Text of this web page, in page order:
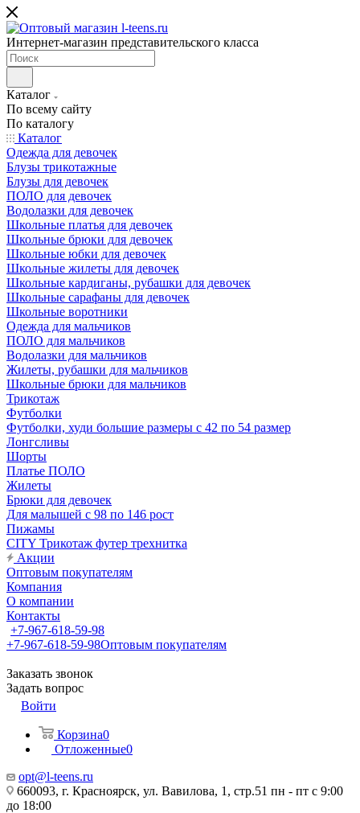
Интернет-магазин представительского класса
Каталог
По всему сайту
По каталогу
Каталог
Одежда для девочек
Блузы трикотажные
Блузы для девочек
ПОЛО для девочек
Водолазки для девочек
Школьные платья для девочек
Школьные брюки для девочек
Школьные юбки для девочек
Школьные жилеты для девочек
Школьные кардиганы, рубашки для девочек
Школьные сарафаны для девочек
Школьные воротники
Одежда для мальчиков
ПОЛО для мальчиков
Водолазки для мальчиков
Жилеты, рубашки для мальчиков
Школьные брюки для мальчиков
Трикотаж
Футболки
Футболки, худи большие размеры с 42 по 54 размер
Лонгсливы
Шорты
Платье ПОЛО
Жилеты
Брюки для девочек
Для малышей с 98 по 146 рост
Пижамы
CITY Трикотаж футер трехнитка
Акции
Оптовым покупателям
Компания
О компании
Контакты
+7-967-618-59-98
+7-967-618-59-98Оптовым покупателям
Заказать звонок
Задать вопрос
Войти
Корзина0
Отложенные0
opt@l-teens.ru
660093, г. Красноярск, ул. Вавилова, 1, стр.51 пн - пт с 9:00
до 18:00